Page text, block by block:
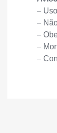
–
–
–
–
–